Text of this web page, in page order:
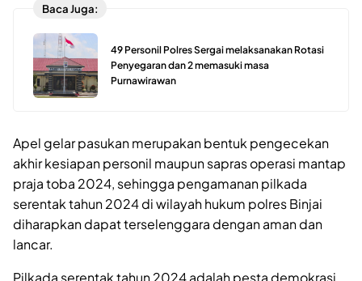
Baca Juga:
49 Personil Polres Sergai melaksanakan Rotasi
Penyegaran dan 2 memasuki masa
Purnawirawan
Apel gelar pasukan merupakan bentuk pengecekan
akhir kesiapan personil maupun sapras operasi mantap
praja toba 2024, sehingga pengamanan pilkada
serentak tahun 2024 di wilayah hukum polres Binjai
diharapkan dapat terselenggara dengan aman dan
lancar.
Pilkada serentak tahun 2024 adalah pesta demokrasi